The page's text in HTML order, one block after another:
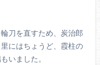
刀を直すため、炭治郎
にはちょうど、霞柱の
いました。